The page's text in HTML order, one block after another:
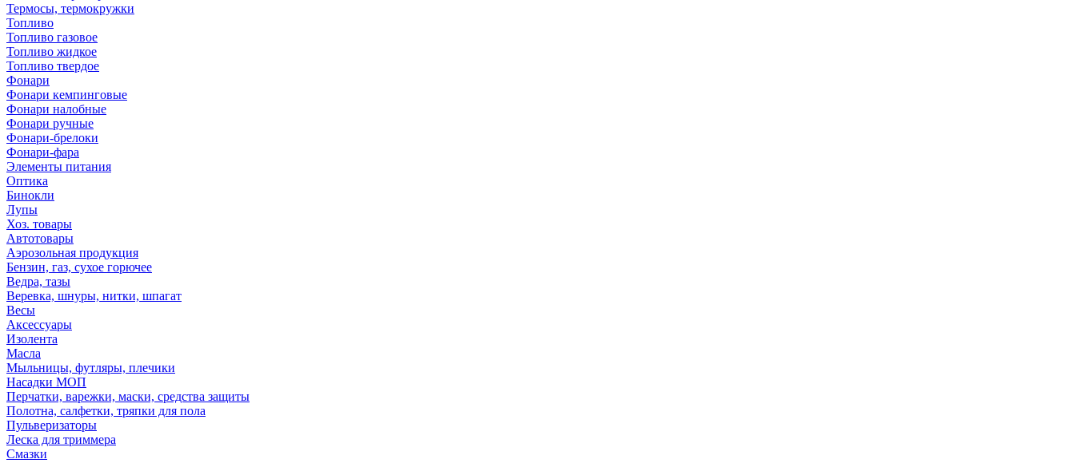
Термосы, термокружки
Топливо
Топливо газовое
Топливо жидкое
Топливо твердое
Фонари
Фонари кемпинговые
Фонари налобные
Фонари ручные
Фонари-брелоки
Фонари-фара
Элементы питания
Оптика
Бинокли
Лупы
Хоз. товары
Автотовары
Аэрозольная продукция
Бензин, газ, сухое горючее
Ведра, тазы
Веревка, шнуры, нитки, шпагат
Весы
Аксессуары
Изолента
Масла
Мыльницы, футляры, плечики
Насадки МОП
Перчатки, варежки, маски, средства защиты
Полотна, салфетки, тряпки для пола
Пульверизаторы
Леска для триммера
Смазки